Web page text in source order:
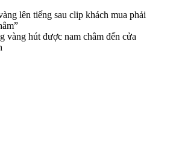
vàng hút được nam châm đến cửa